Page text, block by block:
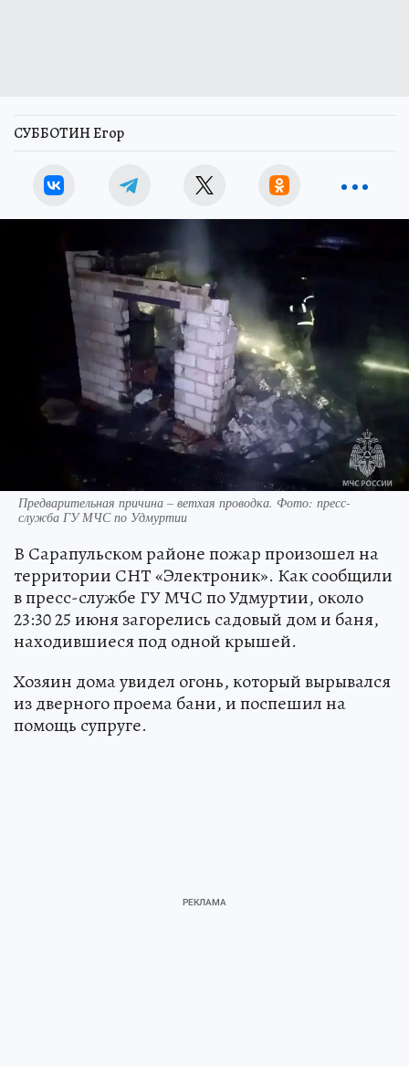
СУББОТИН Егор
Предварительная причина – ветхая проводка. Фото: пресс-
служба ГУ МЧС по Удмуртии
В Сарапульском районе пожар произошел на
территории СНТ «Электроник». Как сообщили
в пресс-службе ГУ МЧС по Удмуртии, около
23:30 25 июня загорелись садовый дом и баня,
находившиеся под одной крышей.
Хозяин дома увидел огонь, который вырывался
из дверного проема бани, и поспешил на
помощь супруге.